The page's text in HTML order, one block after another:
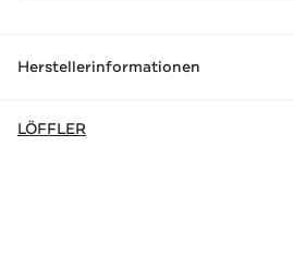
Herstellerinformationen
LÖFFLER